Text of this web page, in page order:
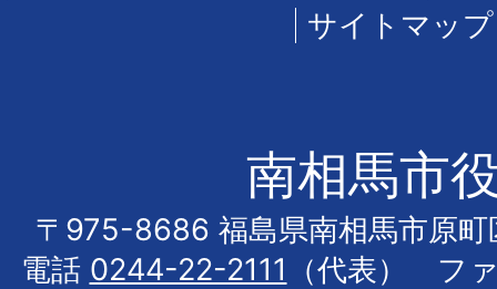
サイトマップ
南相馬市
〒975-8686 福島県南相馬市原町
電話 0244-22-2111
（代表） フ